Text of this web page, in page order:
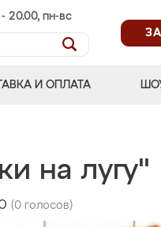
20.00, пн-вс
И ОПЛАТА
на лугу"
(0 голосов)